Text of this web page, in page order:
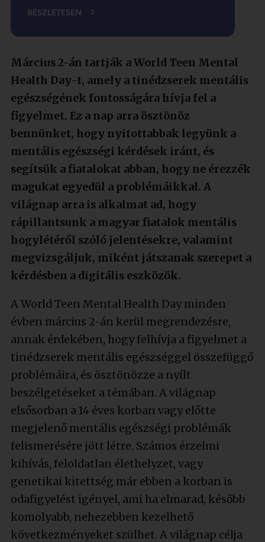
RÉSZLETESEN
Március 2-án tartják a World Teen Mental
Health Day-t, amely a tinédzserek mentális
egészségének fontosságára hívja fel a
figyelmet. Ez a nap arra ösztönöz
bennünket, hogy nyitottabbak legyünk a
mentális egészségi kérdések iránt, és
segítsük a fiatalokat abban, hogy ne érezzék
magukat egyedül a problémáikkal. A
világnap arra is alkalmat ad, hogy
rápillantsunk a magyar fiatalok mentális
hogylétéről szóló jelentésekre, valamint
megvizsgáljuk, miként játszanak szerepet a
kérdésben a digitális eszközök.
A World Teen Mental Health Day minden
évben március 2-án kerül megrendezésre,
annak érdekében, hogy felhívja a figyelmet a
tinédzserek mentális egészséggel összefüggő
problémáira, és ösztönözze a nyílt
beszélgetéseket a témában. A világnap
elsősorban a 14 éves korban vagy előtte
megjelenő mentális egészségi problémák
felismerésére jött létre. Számos érzelmi
kihívás, feloldatlan élethelyzet, vagy
genetikai kitettség már ebben a korban is
odafigyelést igényel, ami ha elmarad, később
komolyabb, nehezebben kezelhető
következményeket szülhet. A világnap célja